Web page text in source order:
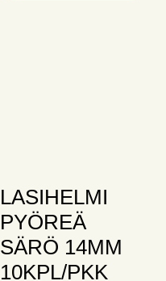
LASIHELMI
PYÖREÄ
SÄRÖ 14MM
10KPL/PKK